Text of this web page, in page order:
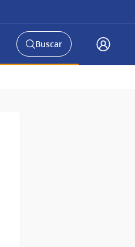
Abrir
buscador
Buscar
Acceso